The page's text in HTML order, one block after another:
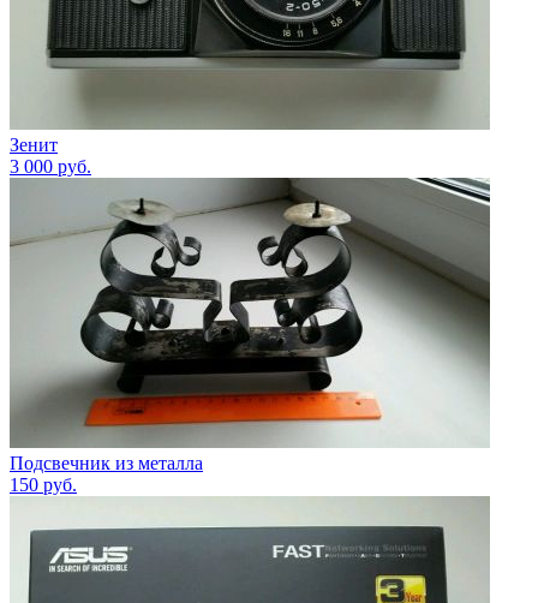
Зенит
3 000 руб.
Подсвечник из металла
150 руб.